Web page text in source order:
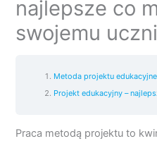
najlepsze co
swojemu
Metoda projektu
Projekt edukacyjny –
Praca metodą projektu to